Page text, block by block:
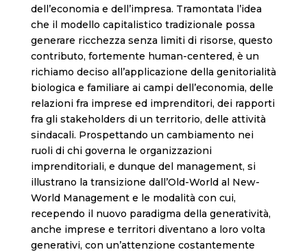
dell’economia e dell’impresa. Tramontata l’idea
che il modello capitalistico tradizionale possa
generare ricchezza senza limiti di risorse, questo
contributo, fortemente human-centered, è un
richiamo deciso all’applicazione della genitorialità
biologica e familiare ai campi dell’economia, delle
relazioni fra imprese ed imprenditori, dei rapporti
fra gli stakeholders di un territorio, delle attività
sindacali. Prospettando un cambiamento nei
ruoli di chi governa le organizzazioni
imprenditoriali, e dunque del management, si
illustrano la transizione dall’Old-World al New-
World Management e le modalità con cui,
recependo il nuovo paradigma della generatività,
anche imprese e territori diventano a loro volta
generativi, con un’attenzione costantemente